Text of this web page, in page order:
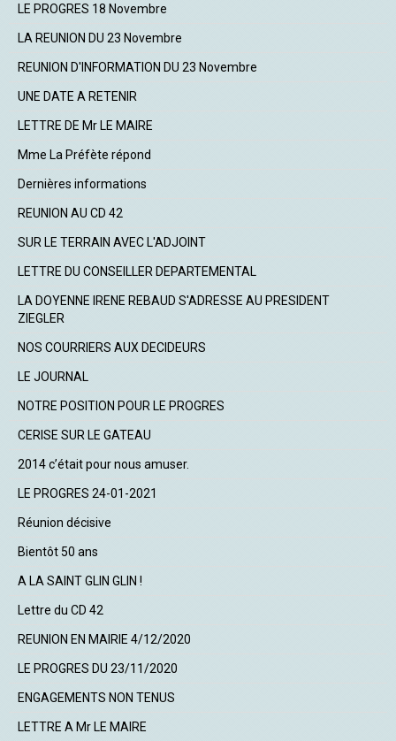
LE PROGRES 18 Novembre
LA REUNION DU 23 Novembre
REUNION D'INFORMATION DU 23 Novembre
UNE DATE A RETENIR
LETTRE DE Mr LE MAIRE
Mme La Préfète répond
Dernières informations
REUNION AU CD 42
SUR LE TERRAIN AVEC L'ADJOINT
LETTRE DU CONSEILLER DEPARTEMENTAL
LA DOYENNE IRENE REBAUD S'ADRESSE AU PRESIDENT
ZIEGLER
NOS COURRIERS AUX DECIDEURS
LE JOURNAL
NOTRE POSITION POUR LE PROGRES
CERISE SUR LE GATEAU
2014 c’était pour nous amuser.
LE PROGRES 24-01-2021
Réunion décisive
Bientôt 50 ans
A LA SAINT GLIN GLIN !
Lettre du CD 42
REUNION EN MAIRIE 4/12/2020
LE PROGRES DU 23/11/2020
ENGAGEMENTS NON TENUS
LETTRE A Mr LE MAIRE